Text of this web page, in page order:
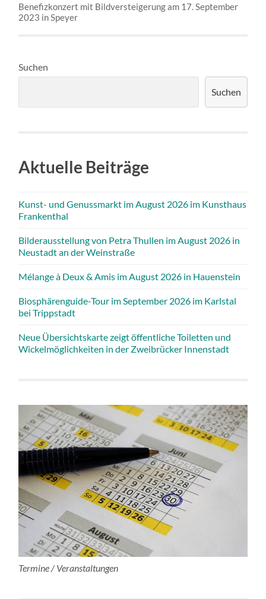
Benefizkonzert mit Bildversteigerung am 17. September
2023 in Speyer
Suchen
Suchen
Aktuelle Beiträge
Kunst- und Genussmarkt im August 2026 im Kunsthaus
Frankenthal
Bilderausstellung von Petra Thullen im August 2026 in
Neustadt an der Weinstraße
Mélange à Deux & Amis im August 2026 in Hauenstein
Biosphärenguide-Tour im September 2026 im Karlstal
bei Trippstadt
Neue Übersichtskarte zeigt öffentliche Toiletten und
Wickelmöglichkeiten in der Zweibrücker Innenstadt
Termine / Veranstaltungen